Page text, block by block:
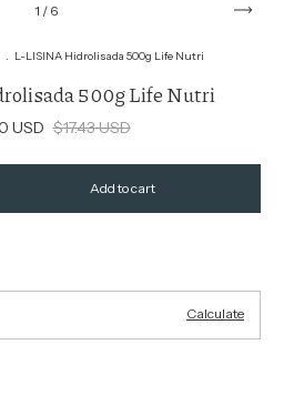
1 / 6
. L-LISINA Hidrolisada 500g Life Nutri
500g Life Nutri
USD $17.43 USD
Calculate